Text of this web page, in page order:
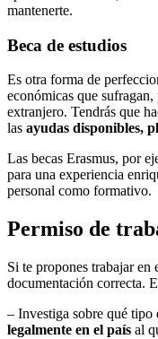
mantenerte.
Beca de estudios
Es otra forma de
económicas que
extranjero. Tendrás que
las ayudas disponibles,
Las becas Erasmus, por
para una experiencia
personal como formativo.
Permiso de
Si te propones trabajar en
documentación correcta.
– Investiga sobre qué tipo
legalmente en el país al